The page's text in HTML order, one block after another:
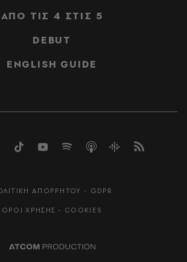
ΑΠΟ ΤΙΣ 4 ΣΤΙΣ 5
DEBUT
ENGLISH GUIDE
ΑΠΟΡΡΗΤΟΥ - GDPR
ΟΡΟΙ ΧΡΗΣΗΣ - COOKIES